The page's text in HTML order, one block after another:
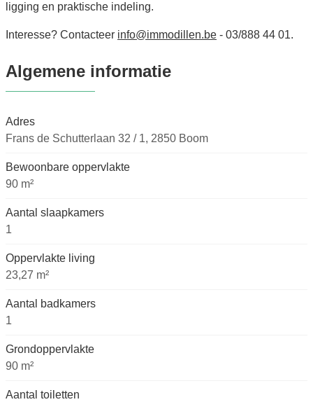
ligging en praktische indeling.
Interesse? Contacteer info@immodillen.be - 03/888 44 01.
Algemene informatie
Adres
Frans de Schutterlaan 32 / 1, 2850 Boom
Bewoonbare oppervlakte
90 m²
Aantal slaapkamers
1
Oppervlakte living
23,27 m²
Aantal badkamers
1
Grondoppervlakte
90 m²
Aantal toiletten